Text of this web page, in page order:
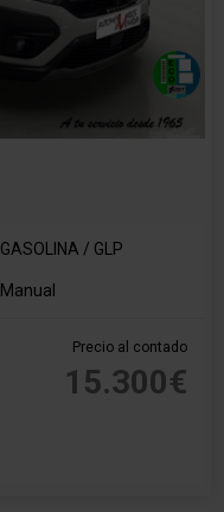
GASOLINA / GLP
Manual
Precio al contado
15.300€